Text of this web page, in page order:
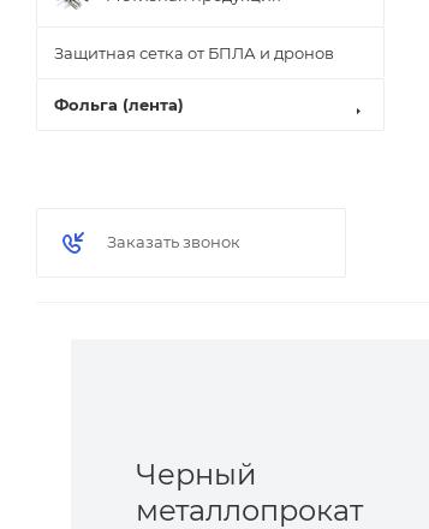
Защитная сетка от БПЛА и дронов
Фольга (лента)
Заказать звонок
Черный
металлопрокат